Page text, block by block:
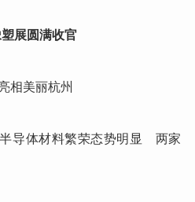
展圆满收官
相美丽杭州
导体材料繁荣态势明显 两家